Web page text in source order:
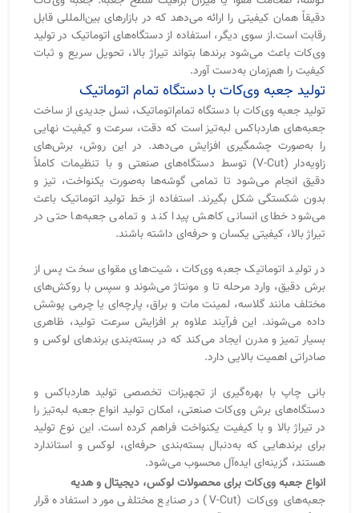
در تولید اتوماتیک جعبه وی‌کات، شیت‌های مقوای سخت پس از
برش دقیق، وارد مرحله تا و مونتاژ می‌شوند و سپس با روکش‌های
مختلف مانند گلاسه، لمینت مات و براق، پارچه‌ای یا چرمی پوشش
داده می‌شوند. این فرآیند علاوه بر افزایش سرعت تولید، ظاهری
بسیار تمیز و مدرن ایجاد می‌کند که در بسته‌بندی برندهای لوکس و
صادراتی اهمیت بالایی دارد.
بانی چاپ با بهره‌گیری از تجهیزات تخصصی تولید هاردباکس و
دستگاه‌های برش وی‌کات صنعتی، امکان تولید انواع جعبه لبه‌تیز را
در تیراژ بالا و با کیفیت یکنواخت فراهم کرده است. این نوع تولید
برای برندهایی که به‌دنبال بسته‌بندی حرفه‌ای، لوکس و استاندارد
هستند، گزینه‌ای ایده‌آل محسوب می‌شود.
انواع جعبه وی‌کات برای محصولات لوکس، دیجیتال و هدیه
می‌گیرند، چون طراحی آن‌ها قابلیت شخصی‌سازی بالایی دارد. از
بسته‌بندی ساعت و طلا گرفته تا محصولات دیجیتال و صادراتی، هر
صنعت می‌تواند مدل خاصی از وی‌کات را متناسب با محصول خود
انتخاب کند.
جعبه وی‌کات دوتکه :شامل درب و بدنه مجزا برای محصولات
لوکس مانند ساعت یا عطر.
جواهرات یا محصولات خاص تبلیغاتی.
جعبه وی‌کات مغناطیسی:با قفل مگنتی مخفی، ظاهری مینیمال و
بسیار لوکس دارد و برای برندهای پریمیوم گزینه‌ای ایده‌آل است.
هرکدام از این مدل‌ها با توجه به جنس مقوا، رنگ، نوع روکش و
خدمات تکمیلی مثل طلاکوب، برجسته‌سازی، چاپ داخلی یا
مخمل‌کشی، می‌توانند به شکل کاملاً اختصاصی برای برند شما
طراحی شوند.